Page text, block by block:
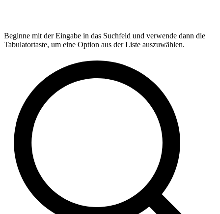
Beginne mit der Eingabe in das Suchfeld und verwende dann die
Tabulatortaste, um eine Option aus der Liste auszuwählen.